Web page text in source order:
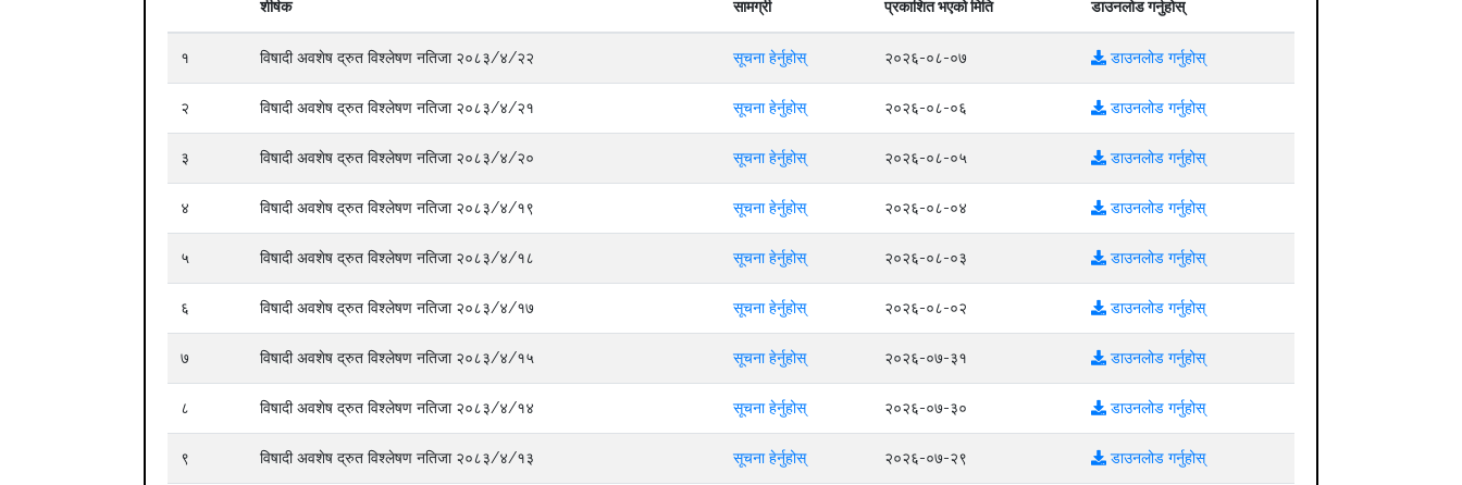
शीर्षक सामग्री प्रकाशित भएको मिति डाउनलोड गर्नुहोस्
१ विषादी अवशेष द्रुत विश्लेषण नतिजा २०८३/४/२२ सूचना हेर्नुहोस् २०२६-०८-०७ डाउनलोड गर्नुहोस्
२ विषादी अवशेष द्रुत विश्लेषण नतिजा २०८३/४/२१ सूचना हेर्नुहोस् २०२६-०८-०६ डाउनलोड गर्नुहोस्
३ विषादी अवशेष द्रुत विश्लेषण नतिजा २०८३/४/२० सूचना हेर्नुहोस् २०२६-०८-०५ डाउनलोड गर्नुहोस्
४ विषादी अवशेष द्रुत विश्लेषण नतिजा २०८३/४/१९ सूचना हेर्नुहोस् २०२६-०८-०४ डाउनलोड गर्नुहोस्
५ विषादी अवशेष द्रुत विश्लेषण नतिजा २०८३/४/१८ सूचना हेर्नुहोस् २०२६-०८-०३ डाउनलोड गर्नुहोस्
६ विषादी अवशेष द्रुत विश्लेषण नतिजा २०८३/४/१७ सूचना हेर्नुहोस् २०२६-०८-०२ डाउनलोड गर्नुहोस्
७ विषादी अवशेष द्रुत विश्लेषण नतिजा २०८३/४/१५ सूचना हेर्नुहोस् २०२६-०७-३१ डाउनलोड गर्नुहोस्
८ विषादी अवशेष द्रुत विश्लेषण नतिजा २०८३/४/१४ सूचना हेर्नुहोस् २०२६-०७-३० डाउनलोड गर्नुहोस्
९ विषादी अवशेष द्रुत विश्लेषण नतिजा २०८३/४/१३ सूचना हेर्नुहोस् २०२६-०७-२९ डाउनलोड गर्नुहोस्